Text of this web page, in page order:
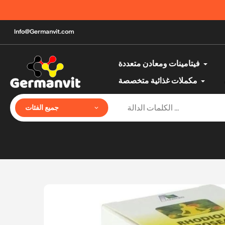
إلى
المحتوىInfo@Germanvit.com
فيتامينات ومعادن متعددة
مكملات غذائية متخصصة
جميع الفئات